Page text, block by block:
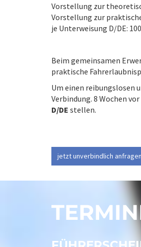
Vorstellung zur
Vorstellung zur
je Unterweisung D/DE:
Beim gemeinsamen
praktische
Um einen reibungslosen
Verbindung. 8 Wochen
D/DE stellen.
jetzt unverbindlich anfragen